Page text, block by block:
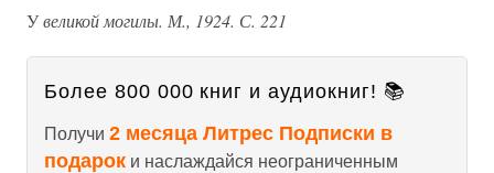
Увеликой могилы. М., 1924. С. 221
Более 800 000 книг и аудиокниг! 📚
Получи 2 месяца Литрес Подписки в
подарок и наслаждайся неограниченным